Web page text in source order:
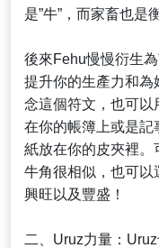
是”牛”，而家畜也是
後來Fehu慢慢衍生
提升你的生產力和為
念這個符文，也可以
在你的帳簿上或是記
紙放在你的皮夾裡。
牛角很相似，也可以
興旺以及豐盛！
二、Uruz力量：